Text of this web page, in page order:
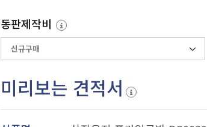
동판제작비
미리보는 견적서